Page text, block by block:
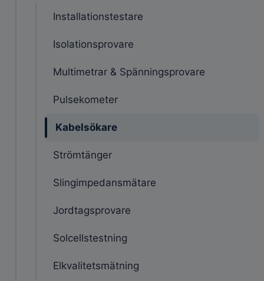
Installationstestare
Isolationsprovare
Multimetrar & Spänningsprovare
Pulsekometer
Kabelsökare
Strömtänger
Slingimpedansmätare
Jordtagsprovare
Solcellstestning
Elkvalitetsmätning